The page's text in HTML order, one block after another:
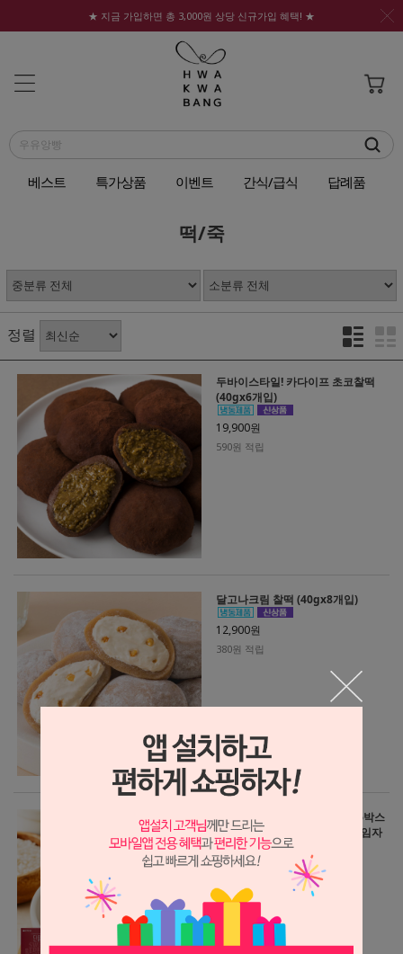
★ 지금 가입하면 총 3,000원 상당 신규가입 혜택! ★
베스트 특가상품 이벤트 간식/급식 답례품
떡/죽
정렬
두바이스타일! 카다이프 초코찰떡
(40gx6개입)
19,900원
590원 적립
달고나크림 찰떡 (40gx8개입)
12,900원
380원 적립
든든한 간편한 끼! 전통죽 3종 6박스
골라담기 (단팥죽/단호박죽/흑임자
죽)
39,900원